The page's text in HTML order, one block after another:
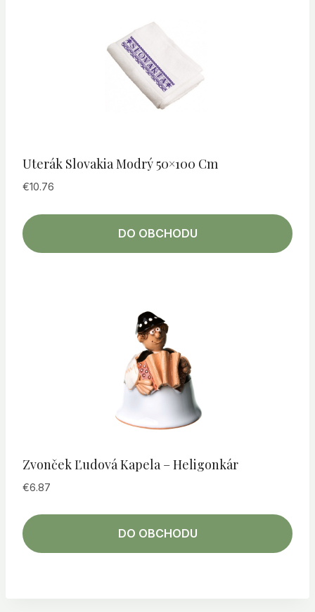
Uterák Slovakia Modrý 50×100 Cm
€10.76
DO OBCHODU
Zvonček Ľudová Kapela – Heligonkár
€6.87
DO OBCHODU